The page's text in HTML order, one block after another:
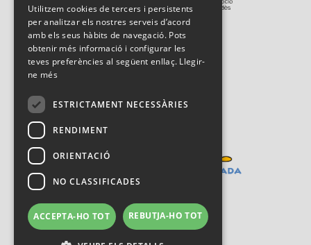
SPANISH
ENGLISH
Utilitzem cookies de tercers i persistents
per analitzar els nostres serveis d’acord
amb els seus hàbits de navegació. Pots
obtenir més informació i configurar les
teves preferències al següent enllaç. Llegir-
ne més
ESTRICTAMENT NECESSÀRIES
RENDIMENT
ORIENTACIÓ
NO CLASSIFICADES
ACCEPTA-HO TOT REBUTJA-HO TOT